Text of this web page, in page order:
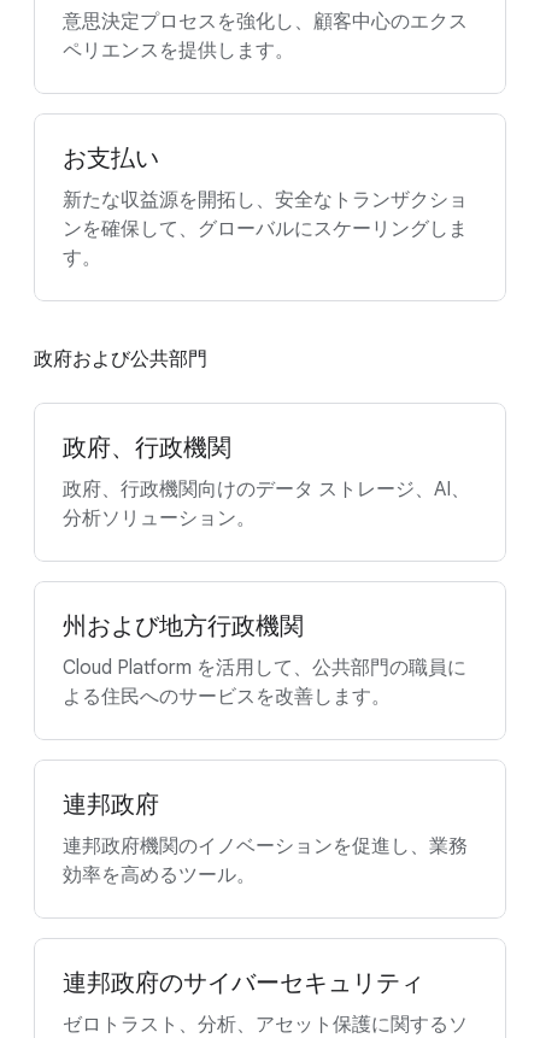
意思決定プロセスを強化し、顧客中心のエクス
ペリエンスを提供します。
お支払い
新たな収益源を開拓し、安全なトランザクショ
ンを確保して、グローバルにスケーリングしま
す。
政府および公共部門
政府、行政機関
政府、行政機関向けのデータ ストレージ、AI、
分析ソリューション。
州および地方行政機関
Cloud Platform を活用して、公共部門の職員に
よる住民へのサービスを改善します。
連邦政府
連邦政府機関のイノベーションを促進し、業務
効率を高めるツール。
連邦政府のサイバーセキュリティ
ゼロトラスト、分析、アセット保護に関するソ